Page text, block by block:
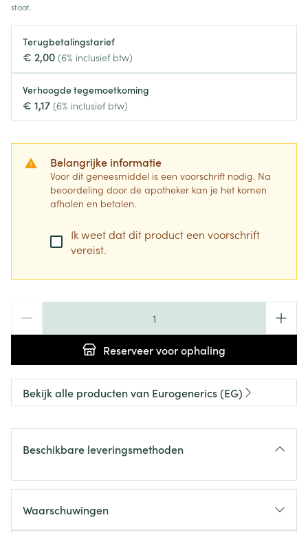
staat.
Terugbetalingstarief
€ 2,00 (6% inclusief btw)
Verhoogde tegemoetkoming
€ 1,17 (6% inclusief btw)
Belangrijke informatie
Voor dit geneesmiddel is een voorschrift nodig. Na
beoordeling door de apotheker kan je het komen
afhalen en betalen.
Ik weet dat dit product een voorschrift
vereist.
Reserveervoor ophaling
Bekijk alle producten van Eurogenerics (EG)
Beschikbare leveringsmethoden
Waarschuwingen